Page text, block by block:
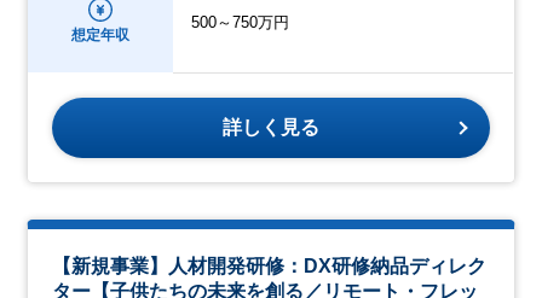
想定年収
500～750万円
詳しく見る
【新規事業】人材開発研修：DX研修納品ディレク
ター【子供たちの未来を創る／リモート・フレッ